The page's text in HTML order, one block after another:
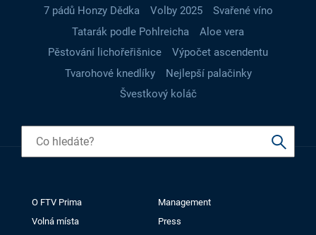
7 pádů Honzy Dědka
Volby 2025
Svařené víno
Tatarák podle Pohlreicha
Aloe vera
Pěstování lichořeřišnice
Výpočet ascendentu
Tvarohové knedlíky
Nejlepší palačinky
Švestkový koláč
O FTV Prima
Management
Volná místa
Press